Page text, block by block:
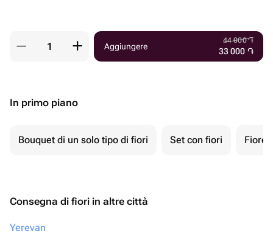
Aggiungere
44 000֏
33 000 ֏
In primo piano
Bouquet di un solo tipo di fiori Set con fiori Fiore
Consegna di fiori in altre città
Yerevan